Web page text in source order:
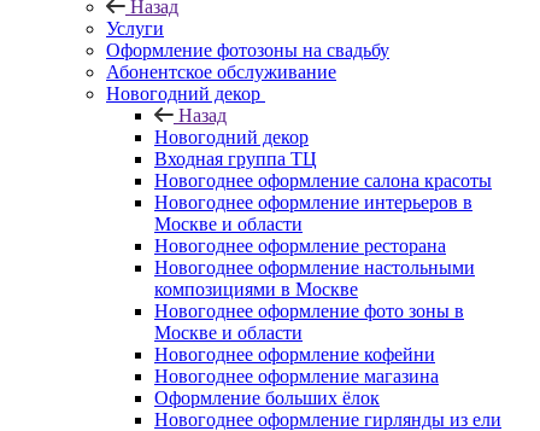
Назад
Услуги
Оформление фотозоны на свадьбу
Абонентское обслуживание
Новогодний декор
Назад
Новогодний декор
Входная группа ТЦ
Новогоднее оформление салона красоты
Новогоднее оформление интерьеров в
Москве и области
Новогоднее оформление ресторана
Новогоднее оформление настольными
композициями в Москве
Новогоднее оформление фото зоны в
Москве и области
Новогоднее оформление кофейни
Новогоднее оформление магазина
Оформление больших ёлок
Новогоднее оформление гирлянды из ели